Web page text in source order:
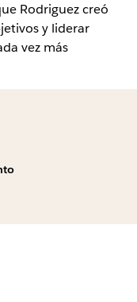
Rodriguez creó
y liderar
vez más